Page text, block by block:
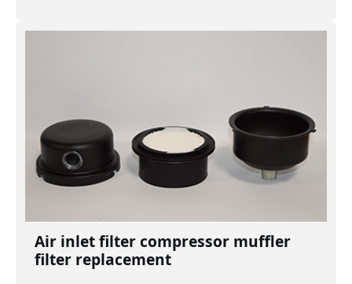
Air inlet filter compressor muffler
filter replacement